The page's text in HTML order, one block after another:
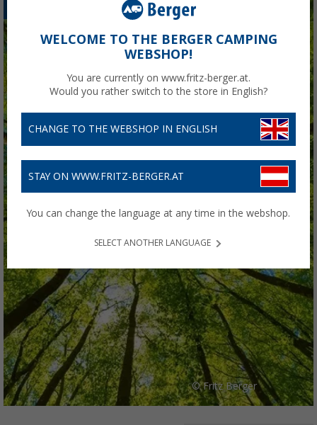
© Fritz Berger
WELCOME TO THE BERGER CAMPING
WEBSHOP!
You are currently on www.fritz-berger.at.
Would you rather switch to the store in English?
CHANGE TO THE WEBSHOP IN ENGLISH
STAY ON WWW.FRITZ-BERGER.AT
You can change the language at any time in the webshop.
SELECT ANOTHER LANGUAGE